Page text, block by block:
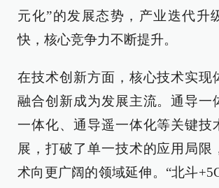
元化”的发展态势，产业迭代升
快，核心竞争力不断提升。
在技术创新方面，核心技术实现
融合创新成为发展主流。通导一
一体化、通导遥一体化等关键技
展，打破了单一技术的应用局限
术向更广阔的领域延伸。“北斗